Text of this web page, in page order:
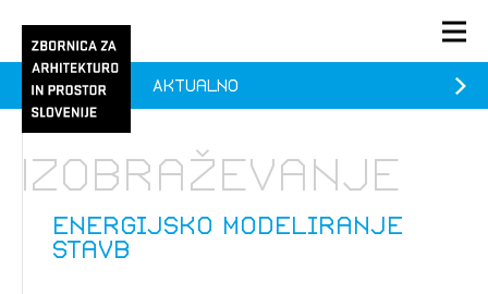
PRIJAVA
Članstvo
1/1
Pozdravljeni
Energijsko modeliranje
stavb
Izobraževanje
Aktualno
1/1
prijava
1/2
Prijava na novičnik